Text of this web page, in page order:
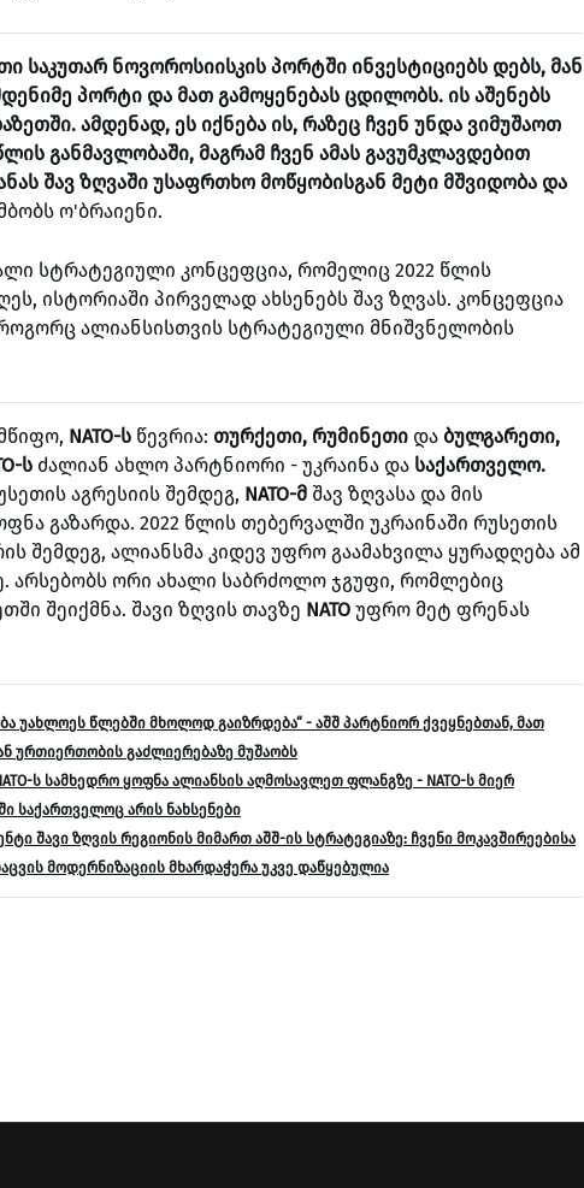
საკუთარ ნოვოროსიისკის პორტში ინვესტიციებს დებს, მან
პორტი და მათ გამოყენებას ცდილობს. ის აშენებს
ამდენად, ეს იქნება ის, რაზეც ჩვენ უნდა ვიმუშაოთ
განმავლობაში, მაგრამ ჩვენ ამას გავუმკლავდებით
შავ ზღვაში უსაფრთხო მოწყობისგან მეტი მშვიდობა და
ო'ბრაიენი.
სტრატეგიული კონცეფცია, რომელიც 2022 წლის
ისტორიაში პირველად ახსენებს შავ ზღვას. კონცეფცია
როგორც ალიანსისთვის სტრატეგიული მნიშვნელობის
NATO-ს წევრია: თურქეთი, რუმინეთი და ბულგარეთი,
ს ძალიან ახლო პარტნიორი - უკრაინა და საქართველო.
აგრესიის შემდეგ, NATO-მ შავ ზღვასა და მის
გაზარდა. 2022 წლის თებერვალში უკრაინაში რუსეთის
შემდეგ, ალიანსმა კიდევ უფრო გაამახვილა ყურადღება ამ
არსებობს ორი ახალი საბრძოლო ჯგუფი, რომლებიც
შეიქმნა. შავი ზღვის თავზე NATO უფრო მეტ ფრენას
უახლოეს წლებში მხოლოდ გაიზრდება“ - აშშ პარტნიორ ქვეყნებთან, მათ
ურთიერთობის გაძლიერებაზე მუშაობს
ს სამხედრო ყოფნა ალიანსის აღმოსავლეთ ფლანგზე - NATO-ს მიერ
საქართველოც არის ნახსენები
შავი ზღვის რეგიონის მიმართ აშშ-ის სტრატეგიაზე: ჩვენი მოკავშირეებისა
მოდერნიზაციის მხარდაჭერა უკვე დაწყებულია